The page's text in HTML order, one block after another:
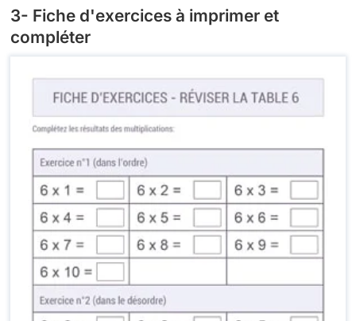
3- Fiche d'exercices à imprimer et
compléter